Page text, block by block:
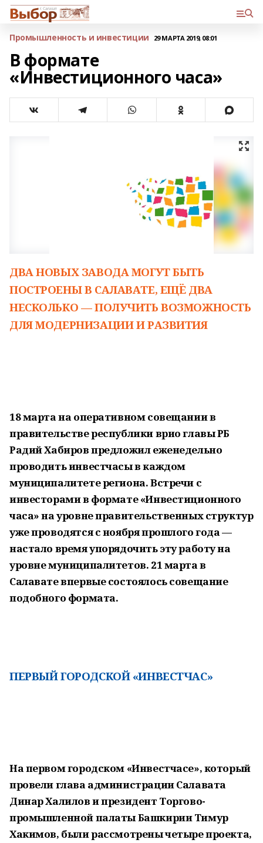
Промышленность и инвестиции 29 МАРТА 2019, 08:01
В формате
«Инвестиционного часа»
ДВА НОВЫХ ЗАВОДА МОГУТ БЫТЬ
ПОСТРОЕНЫ В САЛАВАТЕ, ЕЩЁ ДВА
НЕСКОЛЬКО — ПОЛУЧИТЬ ВОЗМОЖНОСТЬ
ДЛЯ МОДЕРНИЗАЦИИ И РАЗВИТИЯ
18 марта на оперативном совещании в
правительстве республики врио главы РБ
Радий Хабиров предложил еженедельно
проводить инвестчасы в каждом
муниципалитете региона. Встречи с
инвесторами в формате «Инвестиционного
часа» на уровне правительственных структур
уже проводятся с ноября прошлого года —
настало время упорядочить эту работу на
уровне муниципалитетов. 21 марта в
Салавате впервые состоялось совещание
подобного формата.
ПЕРВЫЙ ГОРОДСКОЙ «ИНВЕСТЧАС»
На первом городском «Инвестчасе», который
провели глава администрации Салавата
Динар Халилов и президент Торгово-
промышленной палаты Башкирии Тимур
Хакимов, были рассмотрены четыре проекта,